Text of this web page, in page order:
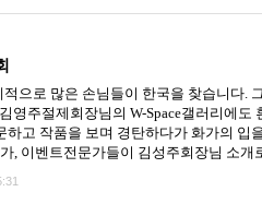
으로 많은 손님들이 한국을 찾습니다.
영주절제회장님의 W-Space갤러리에
하고 작품을 보며 경탄하다가 화가의
, 이벤트전문가들이 김성주회장님 소개